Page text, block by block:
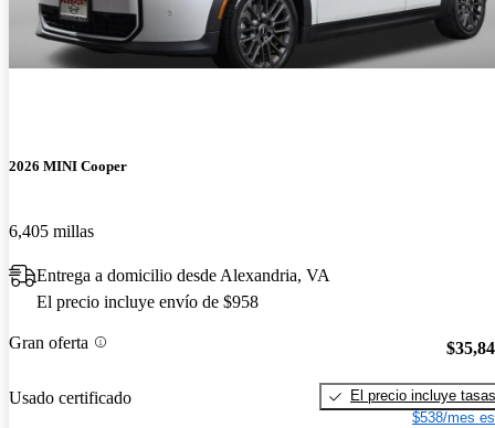
2026 MINI Cooper
6,405 millas
Entrega a domicilio desde Alexandria, VA
El precio incluye envío de $958
Gran oferta
Usado certificado
El precio incluye tasas
$538/mes